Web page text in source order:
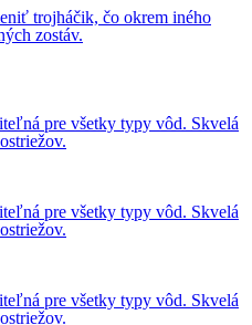
trojháčik, čo okrem iného
zostáv.
pre všetky typy vôd. Skvelá
pre všetky typy vôd. Skvelá
pre všetky typy vôd. Skvelá